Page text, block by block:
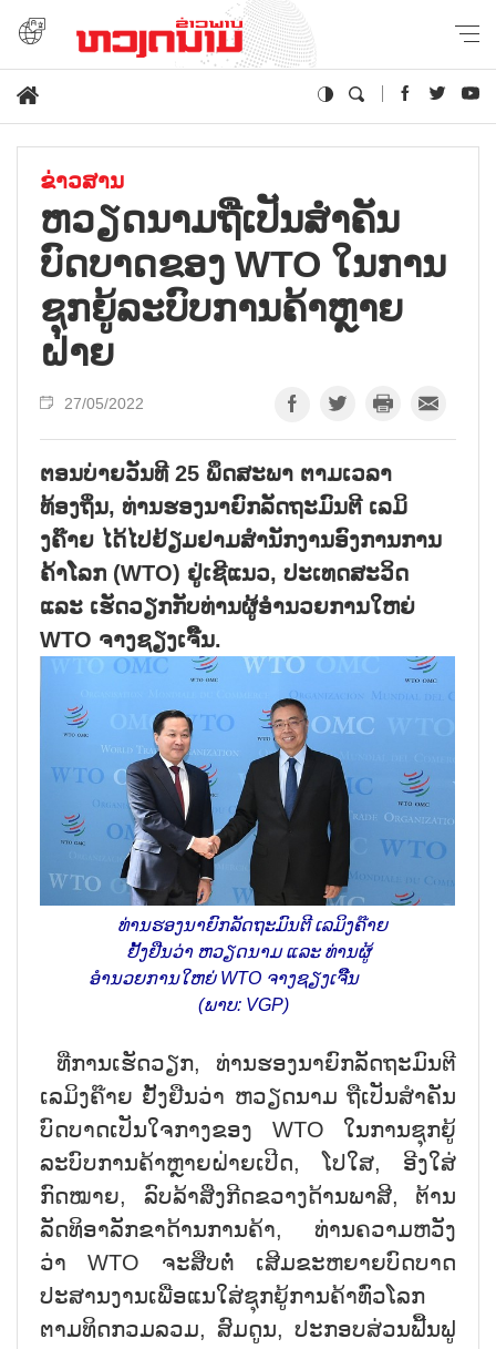
ຂ່າວສານ
ຫວຽດນາມຖືເປັນສຳຄັນ
ບົດບາດຂອງ WTO ໃນການ
ຊຸກຍູ້ລະບົບການຄ້າຫຼາຍ
ຝ່າຍ
27/05/2022
ຕອນບ່າຍວັນທີ 25 ພຶດສະພາ ຕາມເວລາ
ທ້ອງຖິ່ນ, ທ່ານຮອງນາຍົກລັດຖະມົນຕີ ເລມິ
ງຄ໊າຍ ໄດ້ໄປຢ້ຽມຢາມສຳນັກງານອົງການການ
ຄ້າໂລກ (WTO) ຢູ່ເຊີແນວ, ປະເທດສະວິດ
ແລະ ເຮັດວຽກກັບທ່ານຜູ້ອຳນວຍການໃຫຍ່
WTO ຈາງຊຽງເຈິ໊ນ.
ທ່ານຮອງນາຍົກລັດຖະມົນຕີ ເລມິງຄ໊າຍ
ຢັ້ງຢືນວ່າ ຫວຽດນາມ ແລະ ທ່ານຜູ້
ອຳນວຍການໃຫຍ່ WTO ຈາງຊຽງເຈິ໊ນ
(ພາບ: VGP)
ທີ່ການເຮັດວຽກ, ທ່ານຮອງນາຍົກລັດຖະມົນຕີ
ເລມິງຄ໊າຍ ຢັ້ງຢືນວ່າ ຫວຽດນາມ ຖືເປັນສຳຄັນ
ບົດບາດເປັນໃຈກາງຂອງ WTO ໃນການຊຸກຍູ້
ລະບົບການຄ້າຫຼາຍຝ່າຍເປີດ, ໂປໃສ, ອີງໃສ່
ກົດໝາຍ, ລົບລ້າສິ່ງກີດຂວາງດ້ານພາສີ, ຕ້ານ
ລັດທິອາລັກຂາດ້ານການຄ້າ, ທ່ານຄວາມຫວັງ
ວ່າWTO ຈະສືບຕໍ່ ເສີມຂະຫຍາຍບົດບາດ
ປະສານງານເພື່ອແນໃສ່ຊຸກຍູ້ການຄ້າທົ່ວໂລກ
ຕາມທິດກວມລວມ, ສົມດູນ, ປະກອບສ່ວນຟື້ນຟູ